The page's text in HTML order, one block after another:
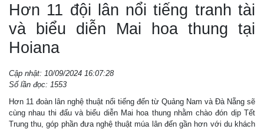
Hơn 11 đội lân nổi tiếng tranh tài
và biểu diễn Mai hoa thung tại
Hoiana
Cập nhật: 10/09/2024 16:07:28
Số lần đọc: 1553
Hơn 11 đoàn lân nghệ thuật nổi tiếng đến từ Quảng Nam và Đà Nẵng sẽ
cùng nhau thi đấu và biểu diễn Mai hoa thung nhằm chào đón dịp Tết
Trung thu, góp phần đưa nghệ thuật múa lân đến gần hơn với du khách